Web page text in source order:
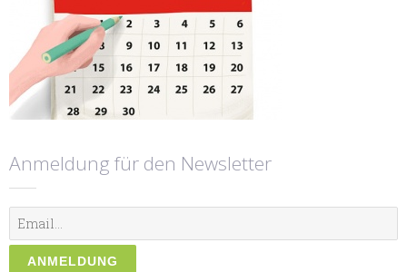
Anmeldung für den Newsletter